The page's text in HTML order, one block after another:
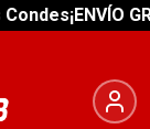
¡ENVÍO